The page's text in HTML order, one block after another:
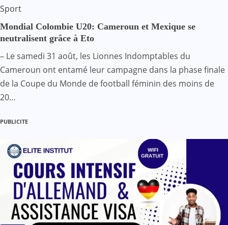
Sport
Mondial Colombie U20: Cameroun et Mexique se
neutralisent grâce à Eto
– Le samedi 31 août, les Lionnes Indomptables du
Cameroun ont entamé leur campagne dans la phase finale
de la Coupe du Monde de football féminin des moins de
20…
PUBLICITE